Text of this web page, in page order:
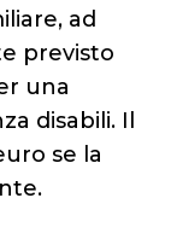
ad
previsto
una
disabili. Il
se la